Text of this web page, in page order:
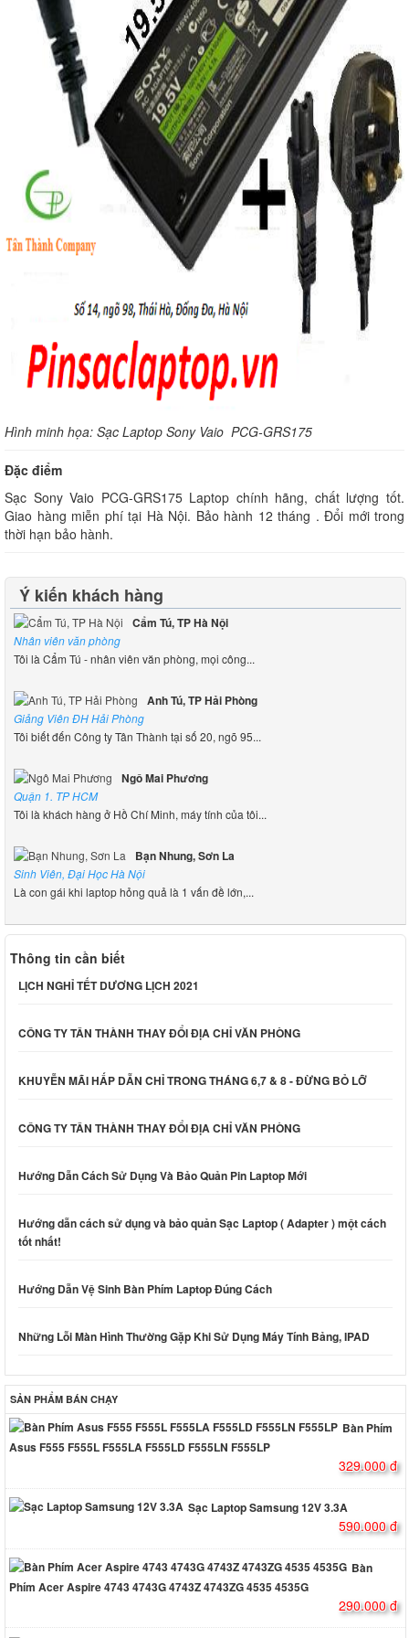
Hình minh họa: Sạc Laptop Sony Vaio PCG-GRS175
Đặc điểm
Sạc Sony Vaio PCG-GRS175 Laptop chính hãng, chất lượng tốt.
Giao hàng miễn phí tại Hà Nội. Bảo hành 12 tháng . Đổi mới trong
thời hạn bảo hành.
Ý kiến khách hàng
Cẩm Tú, TP Hà Nội
Nhân viên văn phòng
Tôi là Cẩm Tú - nhân viên văn phòng, mọi công...
Anh Tú, TP Hải Phòng
Giảng Viên ĐH Hải Phòng
Tôi biết đến Công ty Tân Thành tại số 20, ngõ 95...
Ngô Mai Phương
Quận 1. TP HCM
Tôi là khách hàng ở Hồ Chí Minh, máy tính của tôi...
Bạn Nhung, Sơn La
Sinh Viên, Đại Học Hà Nội
Là con gái khi laptop hỏng quả là 1 vấn đề lớn,...
Thông tin cần biết
LỊCH NGHỈ TẾT DƯƠNG LỊCH 2021
CÔNG TY TÂN THÀNH THAY ĐỔI ĐỊA CHỈ VĂN PHÒNG
KHUYỄN MÃI HẤP DẪN CHỈ TRONG THÁNG 6,7 & 8 - ĐỪNG BỎ LỠ
CÔNG TY TÂN THÀNH THAY ĐỔI ĐỊA CHỈ VĂN PHÒNG
Hướng Dẫn Cách Sử Dụng Và Bảo Quản Pin Laptop Mới
Hướng dẫn cách sử dụng và bảo quản Sạc Laptop ( Adapter ) một cách
tốt nhất!
Hướng Dẫn Vệ Sinh Bàn Phím Laptop Đúng Cách
Những Lỗi Màn Hình Thường Gặp Khi Sử Dụng Máy Tính Bảng, IPAD
SẢN PHẨM BÁN CHẠY
Bàn Phím
Asus F555 F555L F555LA F555LD F555LN F555LP
329.000 đ
Sạc Laptop Samsung 12V 3.3A
590.000 đ
Bàn
Phím Acer Aspire 4743 4743G 4743Z 4743ZG 4535 4535G
290.000 đ